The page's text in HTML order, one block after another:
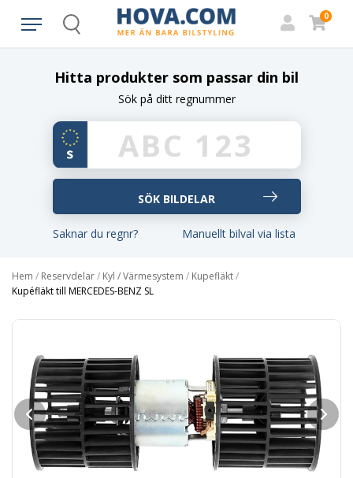
Search
0
Hitta produkter som passar din bil
Sök på ditt regnummer
Saknar du regnr? Manuellt bilval via lista
Hem / Reservdelar/ Kyl / Värmesystem / Kupefläkt/
Kupéfläkt till MERCEDES-BENZ SL